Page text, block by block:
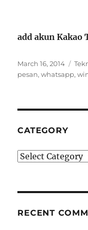
add akun Kakao
Posted
on
March 16, 2014
pesan,whatsapp,
CATEGORY
Category
RECENT